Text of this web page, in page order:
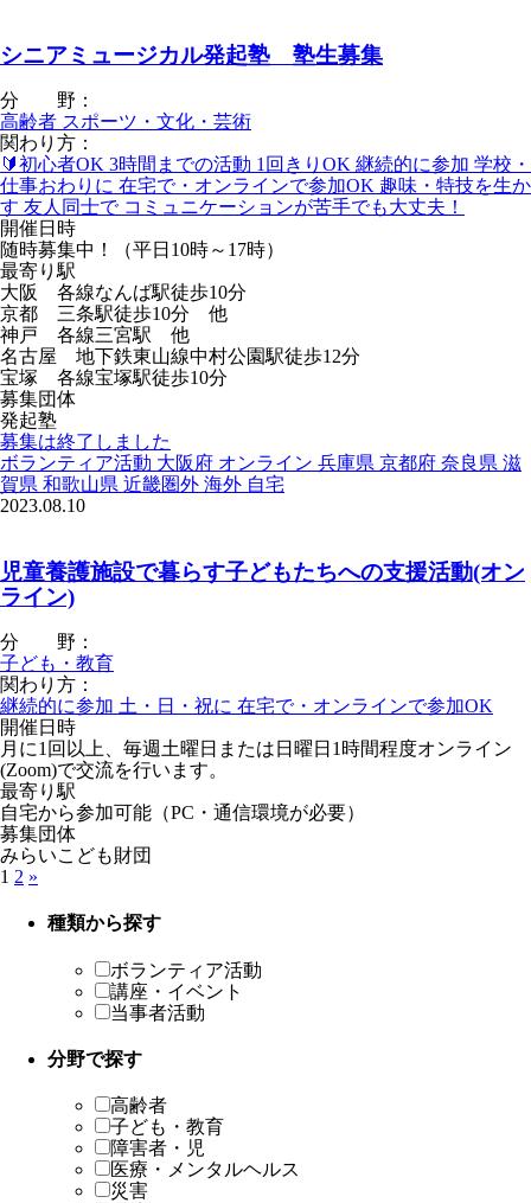
シニアミュージカル発起塾 塾生募集
分 野：
高齢者 スポーツ・文化・芸術
関わり方：
🔰初心者OK 3時間までの活動 1回きりOK 継続的に参加 学校・
仕事おわりに 在宅で・オンラインで参加OK 趣味・特技を生か
す 友人同士で コミュニケーションが苦手でも大丈夫！
開催日時
随時募集中！（平日10時～17時）
最寄り駅
大阪 各線なんば駅徒歩10分
京都 三条駅徒歩10分 他
神戸 各線三宮駅 他
名古屋 地下鉄東山線中村公園駅徒歩12分
宝塚 各線宝塚駅徒歩10分
募集団体
発起塾
募集は終了しました
ボランティア活動 大阪府 オンライン 兵庫県 京都府 奈良県 滋
賀県 和歌山県 近畿圏外 海外 自宅
2023.08.10
児童養護施設で暮らす子どもたちへの支援活動(オン
ライン)
分 野：
子ども・教育
関わり方：
継続的に参加 土・日・祝に 在宅で・オンラインで参加OK
開催日時
月に1回以上、毎週土曜日または日曜日1時間程度オンライン
(Zoom)で交流を行います。
最寄り駅
自宅から参加可能（PC・通信環境が必要）
募集団体
みらいこども財団
1 2 »
種類から探す
ボランティア活動
講座・イベント
当事者活動
分野で探す
高齢者
子ども・教育
障害者・児
医療・メンタルヘルス
災害